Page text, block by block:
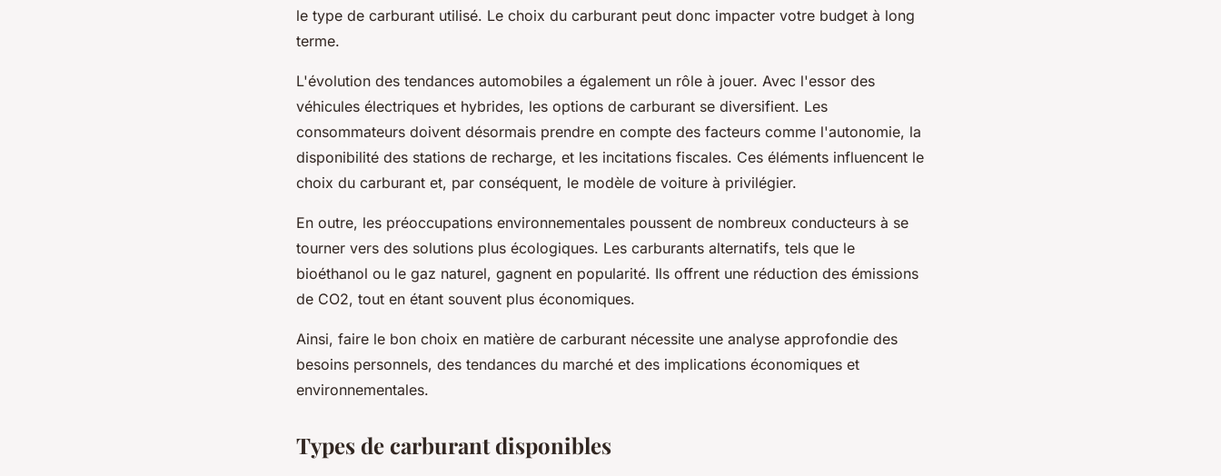
le type de carburant utilisé. Le choix du carburant peut donc impacter votre budget à long
terme.
L'évolution des tendances automobiles a également un rôle à jouer. Avec l'essor des
véhicules électriques et hybrides, les options de carburant se diversifient. Les
consommateurs doivent désormais prendre en compte des facteurs comme l'autonomie, la
disponibilité des stations de recharge, et les incitations fiscales. Ces éléments influencent le
choix du carburant et, par conséquent, le modèle de voiture à privilégier.
En outre, les préoccupations environnementales poussent de nombreux conducteurs à se
tourner vers des solutions plus écologiques. Les carburants alternatifs, tels que le
bioéthanol ou le gaz naturel, gagnent en popularité. Ils offrent une réduction des émissions
de CO2, tout en étant souvent plus économiques.
Ainsi, faire le bon choix en matière de carburant nécessite une analyse approfondie des
besoins personnels, des tendances du marché et des implications économiques et
environnementales.
Types de carburant disponibles